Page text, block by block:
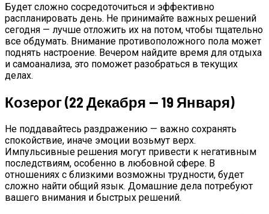
Будет сложно сосредоточиться и эффективно
распланировать день. Не принимайте важных решений
сегодня — лучше отложить их на потом, чтобы тщательно
все обдумать. Внимание противоположного пола может
поднять настроение. Вечером найдите время для отдыха
и самоанализа, это поможет разобраться в текущих
делах.
Козерог (22 Декабря — 19 Января)
Не поддавайтесь раздражению — важно сохранять
спокойствие, иначе эмоции возьмут верх.
Импульсивные решения могут привести к негативным
последствиям, особенно в любовной сфере. В
отношениях с близкими возможны трудности, будет
сложно найти общий язык. Домашние дела потребуют
вашего внимания и быстрых решений.